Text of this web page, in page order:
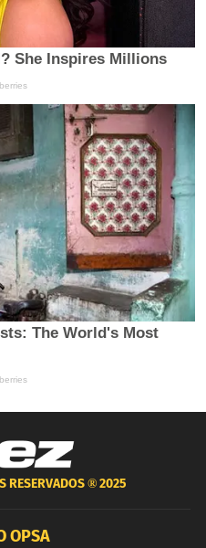
RESERVADOS ®2025
OPSA